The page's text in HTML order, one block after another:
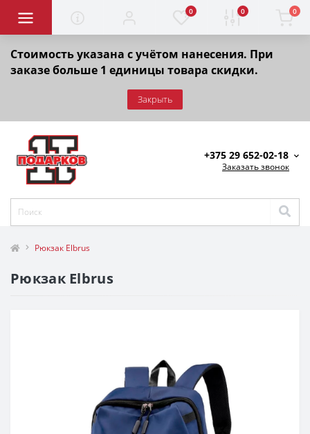
Стоимость указана с учётом нанесения. При
заказе больше 1 единицы товара скидки.
Закрыть
0 0 0
+375 29 652-02-18
Заказать звонок
Рюкзак Elbrus
Рюкзак Elbrus